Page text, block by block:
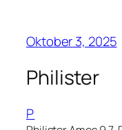
Oktober 3, 2025
Philister
P